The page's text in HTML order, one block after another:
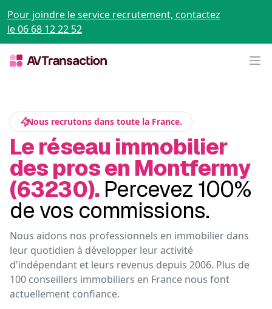
Pour joindre le service recrutement, contactez
le 06 68 12 22 52
Nous recrutons dans toute la France.
Le réseau immobilier
des pros en Montfermy
(63230). Percevez 100%
de vos commissions.
Nous aidons nos professionnels en immobilier dans
leur quotidien à développer leur activité
d'indépendant et leurs revenus depuis 2006. Plus de
100 conseillers immobiliers en France nous font
actuellement confiance.